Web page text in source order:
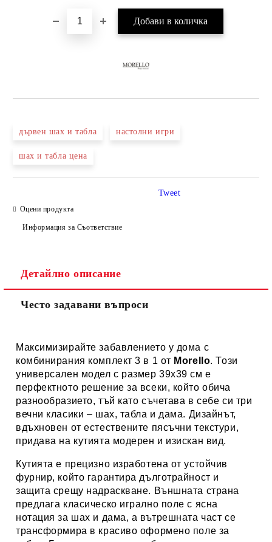
дървен шах и табла настолни игри
шах и табла цена
Оцени продукта
Информация за Съответствие
Tweet
Детайлно описание
Често задавани въпроси
Максимизирайте забавлението у дома с
комбинирания комплект 3 в 1 от Morello. Този
универсален модел с размер 39х39 см е
перфектното решение за всеки, който обича
разнообразието, тъй като съчетава в себе си три
вечни класики – шах, табла и дама. Дизайнът,
вдъхновен от естествените пясъчни текстури,
придава на кутията модерен и изискан вид.
Кутията е прецизно изработена от устойчив
фурнир, който гарантира дълготрайност и
защита срещу надраскване. Външната страна
предлага класическо игрално поле с ясна
нотация за шах и дама, а вътрешната част се
трансформира в красиво оформено поле за